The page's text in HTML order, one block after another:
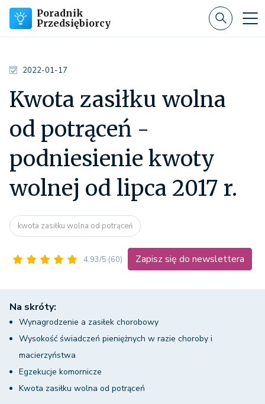
Poradnik
Przedsiębiorcy
2022-01-17
Kwota zasiłku wolna
od potrąceń -
podniesienie kwoty
wolnej od lipca 2017 r.
kwota zasiłku wolna od potrąceń
4.93/5 (60) Zapisz się do newslettera
Na skróty:
Wynagrodzenie a zasiłek chorobowy
Wysokość świadczeń pieniężnych w razie choroby i
macierzyństwa
Egzekucje komornicze
Kwota zasiłku wolna od potrąceń